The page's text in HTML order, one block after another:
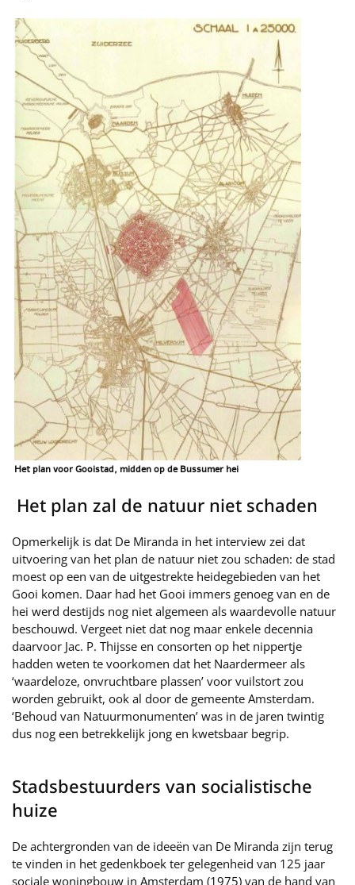
Het plan voor Gooistad, midden op de Bussumer hei
Het plan zal de natuur niet schaden
Opmerkelijk is dat De Miranda in het interview zei dat
uitvoering van het plan de natuur niet zou schaden: de stad
moest op een van de uitgestrekte heidegebieden van het
Gooi komen. Daar had het Gooi immers genoeg van en de
hei werd destijds nog niet algemeen als waardevolle natuur
beschouwd. Vergeet niet dat nog maar enkele decennia
daarvoor Jac. P. Thijsse en consorten op het nippertje
hadden weten te voorkomen dat het Naardermeer als
‘waardeloze, onvruchtbare plassen’ voor vuilstort zou
worden gebruikt, ook al door de gemeente Amsterdam.
‘Behoud van Natuurmonumenten’ was in de jaren twintig
dus nog een betrekkelijk jong en kwetsbaar begrip.
Stadsbestuurders van socialistische
huize
De achtergronden van de ideeën van De Miranda zijn terug
te vinden in het gedenkboek ter gelegenheid van 125 jaar
sociale woningbouw in Amsterdam (1975) van de hand van